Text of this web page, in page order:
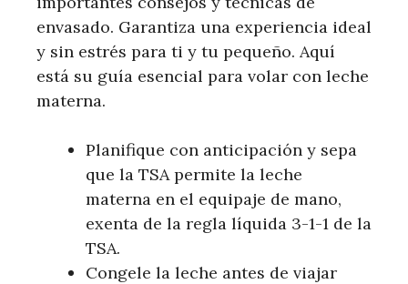
envasado. Garantiza una experiencia ideal
y sin estrés para ti y tu pequeño. Aquí
está su guía esencial para volar con leche
materna.
Planifique con anticipación y sepa
que la TSA permite la leche
materna en el equipaje de mano,
exenta de la regla líquida 3-1-1 de la
TSA.
Congele la leche antes de viajar